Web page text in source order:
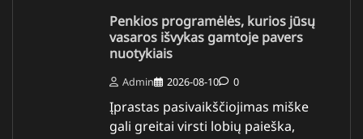
Penkios programėlės, kurios jūsų
vasaros išvykas gamtoje pavers
nuotykiais
Admin 2026-08-10 0
Įprastas pasivaikščiojimas miške
gali greitai virsti lobių paieška,